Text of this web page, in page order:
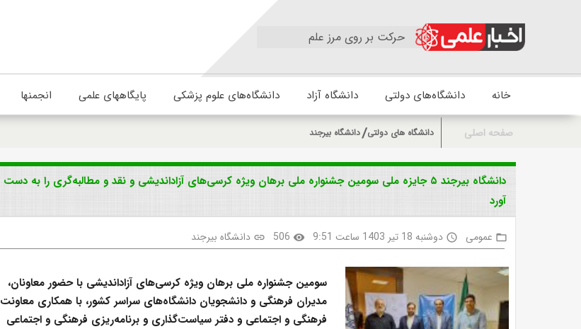
حرکت بر روی مرز علم
خانه دانشگاه‌های دولتی دانشگاه آزاد دانشگاه‌های علوم پزشکی پایگاههای علمی انجمنها
صفحه اصلی دانشگاه های دولتی دانشگاه بیرجند
دانشگاه بیرجند ۵ جایزه ملی سومین جشنواره ملی برهان ویژه کرسی‌های آزاداندیشی و نقد و مطالبه‌گری را به دست
آورد
folder_open عمومی access_time دوشنبه 18 تیر 1403 ساعت 9:51 visibility
506
link دانشگاه بیرجند
سومین جشنواره ملی برهان ویژه کرسی‌های آزاد‌اندیشی با حضور معاونان،
مدیران فرهنگی و دانشجویان دانشگاه‌های سراسر کشور، با همکاری معاونت
فرهنگی و اجتماعی و دفتر سیاست‌گذاری و برنامه‌ریزی فرهنگی و اجتماعی